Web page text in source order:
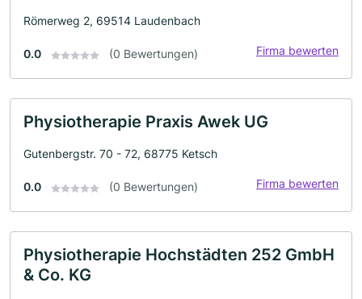
Römerweg 2, 69514 Laudenbach
0.0 (0 Bewertungen) Firma bewerten
Physiotherapie Praxis Awek UG
Gutenbergstr. 70 - 72, 68775 Ketsch
0.0 (0 Bewertungen) Firma bewerten
Physiotherapie Hochstädten 252 GmbH
& Co. KG